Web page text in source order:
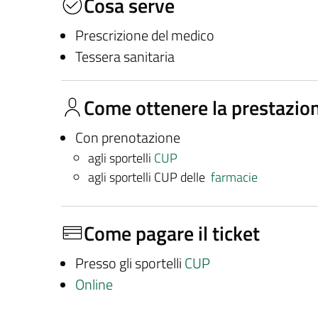
Prescrizione del medico
Tessera sanitaria
Come ottenere la
Con prenotazione
agli sportelli CUP
agli sportelli CUP delle farmacie
Come pagare il ticket
Presso gli sportelli CUP
Online